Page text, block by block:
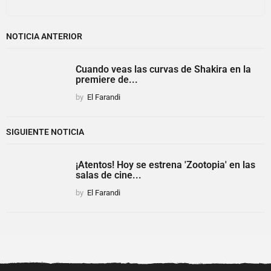
NOTICIA ANTERIOR
Cuando veas las curvas de Shakira en la
premiere de...
by El Farandi
SIGUIENTE NOTICIA
¡Atentos! Hoy se estrena 'Zootopia' en las
salas de cine...
by El Farandi